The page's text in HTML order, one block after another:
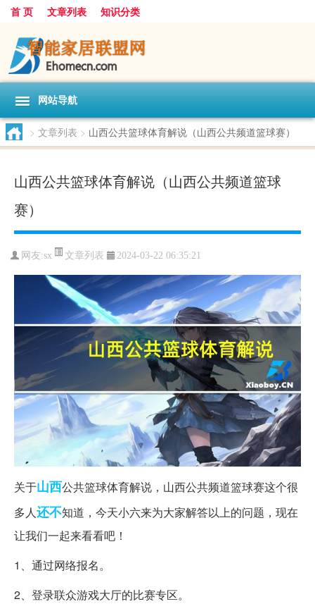
首 页 文章列表 知识分类
网站导航
> 文章列表 > 山西公共篮球体育解说（山西公共频道篮球赛）
山西公共篮球体育解说（山西公共频道篮球
赛）
网友:sx 文章列表 2024-03-22 06:35:21
关于山西公共篮球体育解说，山西公共频道篮球赛这个很
多人还不知道，今天小六来为大家解答以上的问题，现在
让我们一起来看看吧！
1、通过网络报名。
2、登录联众游戏大厅的比赛专区。